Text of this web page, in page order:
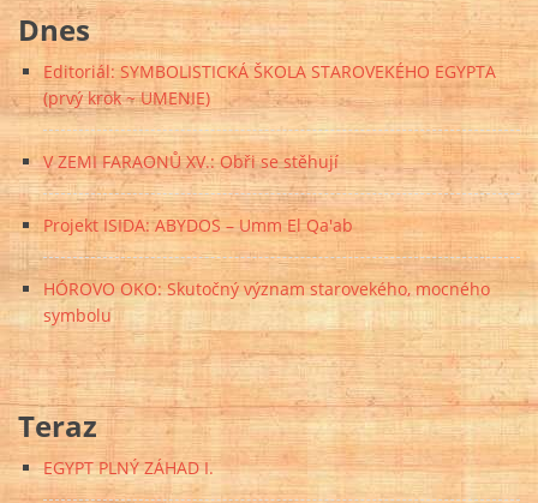
Dnes
Editoriál: SYMBOLISTICKÁ ŠKOLA STAROVEKÉHO EGYPTA
(prvý krok ~ UMENIE)
V ZEMI FARAONŮ XV.: Obři se stěhují
Projekt ISIDA: ABYDOS – Umm El Qa'ab
HÓROVO OKO: Skutočný význam starovekého, mocného
symbolu
Teraz
EGYPT PLNÝ ZÁHAD I.